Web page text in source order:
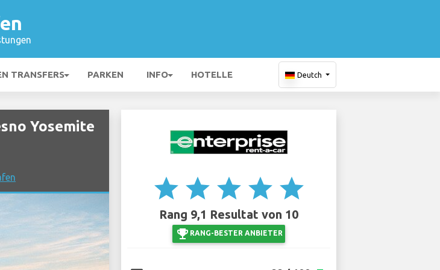
TRANSFERS PARKEN INFO HOTELLE Deutch
Yosemite
star star star star star
Rang 9,1 Resultat von 10
emoji_events RANG-BESTER ANBIETER